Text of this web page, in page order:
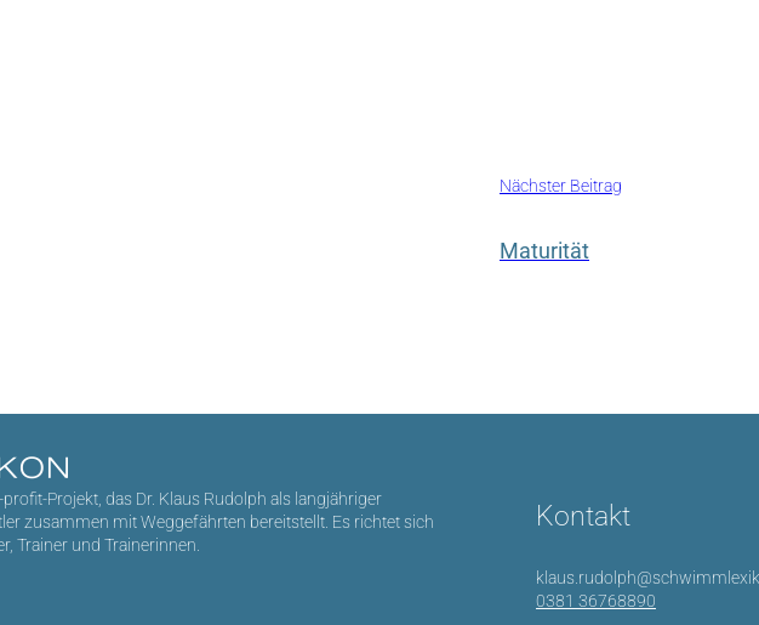
Nächster Beitrag
Maturität
Projekt, das Dr. Klaus Rudolph als langjähriger
zusammen mit Weggefährten bereitstellt. Es richtet sich
Trainer und Trainerinnen.
Kontakt
0381 36768890